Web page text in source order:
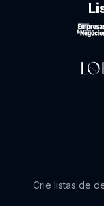
Crie listas de